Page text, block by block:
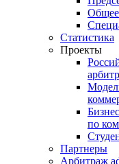
Общее
Статистика
Проекты
по
Партнеры
Арбитраж